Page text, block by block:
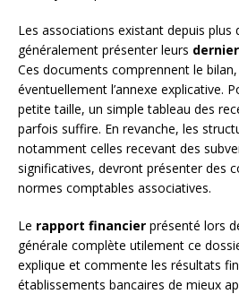
Les associations existant depuis plus
généralement présenter leurs
Ces documents comprennent le
éventuellement l’annexe explicative.
petite taille, un simple tableau des
parfois suffire. En revanche, les
notamment celles recevant des
significatives, devront présenter des
normes comptables associatives.
Le rapport financier présenté lors
générale complète utilement ce
explique et commente les résultats
établissements bancaires de mieux